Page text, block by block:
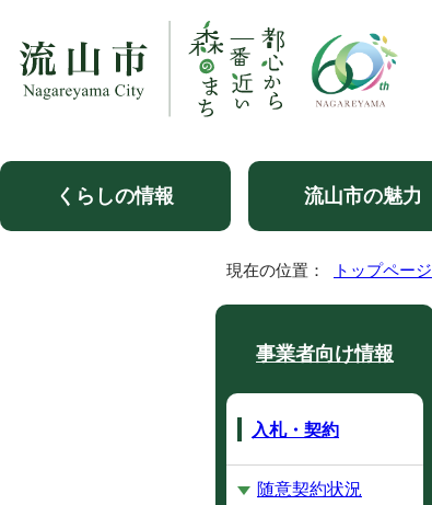
くらしの情報 流山市の魅力
現在の位置： トップページ
事業者向け情報
入札・契約
随意契約状況